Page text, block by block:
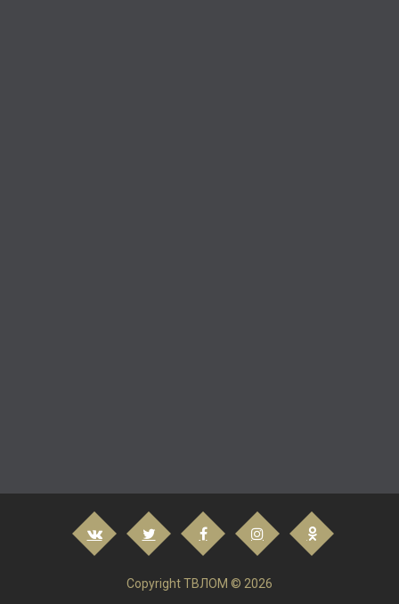
Copyright ТВЛОМ © 2026